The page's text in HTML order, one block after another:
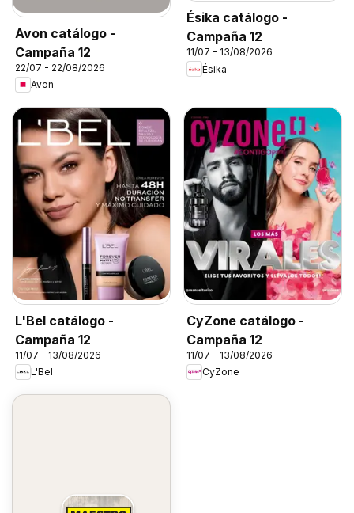
Avon catálogo -
Campaña 12
22/07 - 22/08/2026
Avon
Ésika catálogo -
Campaña 12
11/07 - 13/08/2026
Ésika
L'Bel catálogo -
Campaña 12
11/07 - 13/08/2026
L'Bel
CyZone catálogo -
Campaña 12
11/07 - 13/08/2026
CyZone